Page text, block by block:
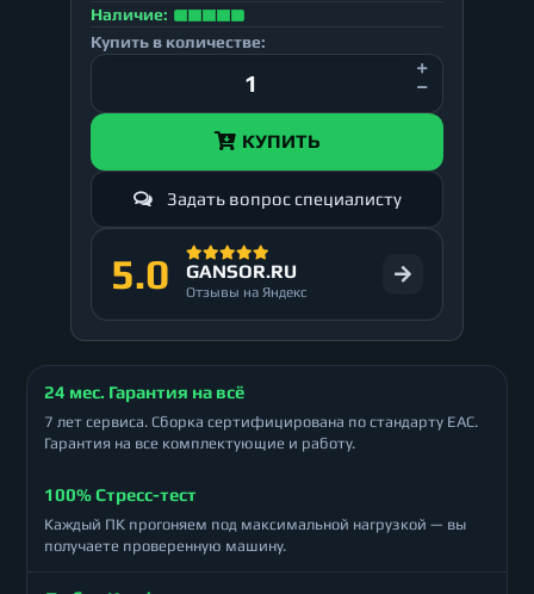
Наличие:
Купить в количестве:
КУПИТЬ
Задать вопрос специалисту
5.0 GANSOR.RU
Отзывы на Яндекс
24 мес. Гарантия на всё
7 лет сервиса. Сборка сертифицирована по стандарту ЕАС.
Гарантия на все комплектующие и работу.
100% Стресс-тест
Каждый ПК прогоняем под максимальной нагрузкой — вы
получаете проверенную машину.